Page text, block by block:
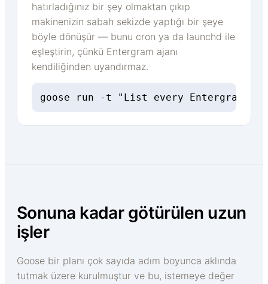
hatırladığınız bir şey olmaktan çıkıp
makinenizin sabah sekizde yaptığı bir şeye
böyle dönüşür — bunu cron ya da launchd ile
eşleştirin, çünkü Entergram ajanı
kendiliğinden uyandırmaz.
goose run -t "List every Entergram
Sonuna kadar götürülen uzun
işler
Goose bir planı çok sayıda adım boyunca aklında
tutmak üzere kurulmuştur ve bu, istemeye değer